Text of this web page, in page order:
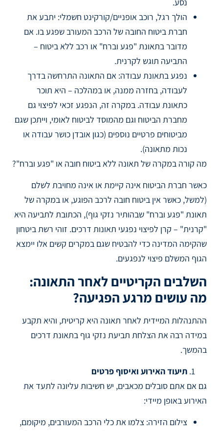
הולך רגל, רוכב אופניים/קורקינט חשמלי: יתבע את
חברת ביטוח החובה של הרכב המעורב שפגע בו. אם
מדובר בתאונת "פגע וברח" או רכב ללא ביטוח –
התביעה תוגש לקרנית.
נפגע בתאונת עבודה: אם התאונה התרחשה בדרך
לעבודה, בחזרה ממנה, או במהלכה – היא תוכר
כתאונת עבודה. במקרה זה, הנפגע זכאי לפיצוי גם
מחברת הביטוח וגם מהמוסד לביטוח לאומי, וייתכן שגם
מביטוחים פרטיים נוספים (כגון אובדן כושר עבודה או
נכות מתאונה).
מה קורה במקרה של תאונה ללא ביטוח חובה או "פגע וברח"?
כאשר חברת הביטוח אינה קיימת או אינה מחויבת לשלם
(למשל, כאשר אין ביטוח חובה לרכב הפוגע, או במקרה של
תאונת "פגע וברח" שבהותיר נזקי גוף), הכתובת לתביעה היא
"קרנית" – קרן לפיצוי נפגעי תאונות דרכים. זוהי רשת ביטחון
שהקימה המדינה כדי להבטיח שגם במקרים קשים אלו יימצא
הגוף המשלם פיצוי לנפגעים.
השלבים הקריטיים לאחר התאונה:
מה עושים מרגע הפגיעה?
ההתנהלות המיידית לאחר תאונה היא קריטית, והיא תקבע
במידה רבה את הצלחת תביעת נזקי גוף בתאונת דרכים
בהמשך.
תיעוד האירוע ואיסוף פרטים
גם אם אתם סובלים מכאבים, יש חשיבות עליונה לתעד את
האירוע באופן מיידי:
צילום הזירה: צלמו את כלי הרכב המעורבים, מיקומם,